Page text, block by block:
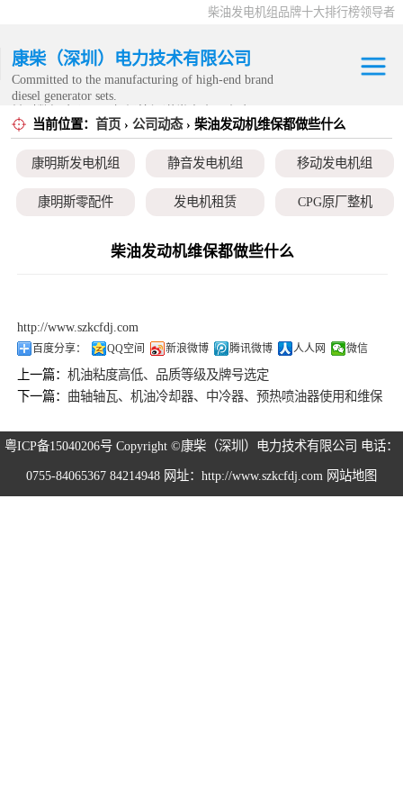
柴油发电机组品牌十大排行榜领导者
康柴（深圳）电力技术有限公司
Committed to the manufacturing of high-end brand
diesel generator sets.
务范围内。
当前位置： 首页 › 公司动态› 柴油发动机维保都做些什么
康明斯发电机组 静音发电机组 移动发电机组
康明斯零配件 发电机租赁 CPG原厂整机
柴油发动机维保都做些什么
http://www.szkcfdj.com
百度分享： QQ空间 新浪微博 腾讯微博 人人网 微信
上一篇：机油粘度高低、品质等级及牌号选定
下一篇： 曲轴轴瓦、机油冷却器、中冷器、预热喷油器使用和维保
粤ICP备15040206号 Copyright ©康柴（深圳）电力技术有限公司 电话：
0755-84065367 84214948 网址：http://www.szkcfdj.com 网站地图
康明斯发电机组
静音发电机组
CPG原厂整机